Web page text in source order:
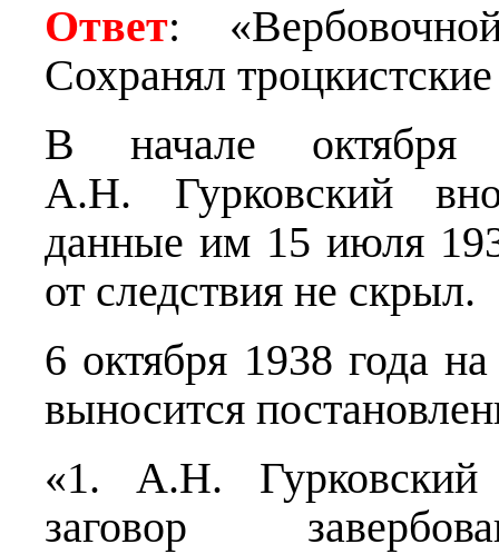
Ответ:
Сохранял
В начале
А.Н. Гурковский
данные им 15 июля
от следствия не скрыл.
6 октября 1938 года
выносится
«1. А.Н. Гурковский
заговор